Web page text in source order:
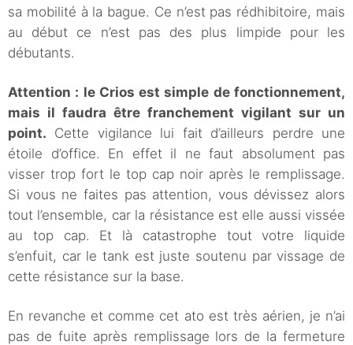
sa mobilité à la bague. Ce n’est pas rédhibitoire, mais
au début ce n’est pas des plus limpide pour les
débutants.
Attention : le Crios est simple de fonctionnement,
mais il faudra être franchement vigilant sur un
point. Cette vigilance lui fait d’ailleurs perdre une
étoile d’office. En effet il ne faut absolument pas
visser trop fort le top cap noir après le remplissage.
Si vous ne faites pas attention, vous dévissez alors
tout l’ensemble, car la résistance est elle aussi vissée
au top cap. Et là catastrophe tout votre liquide
s’enfuit, car le tank est juste soutenu par vissage de
cette résistance sur la base.
En revanche et comme cet ato est très aérien, je n’ai
pas de fuite après remplissage lors de la fermeture